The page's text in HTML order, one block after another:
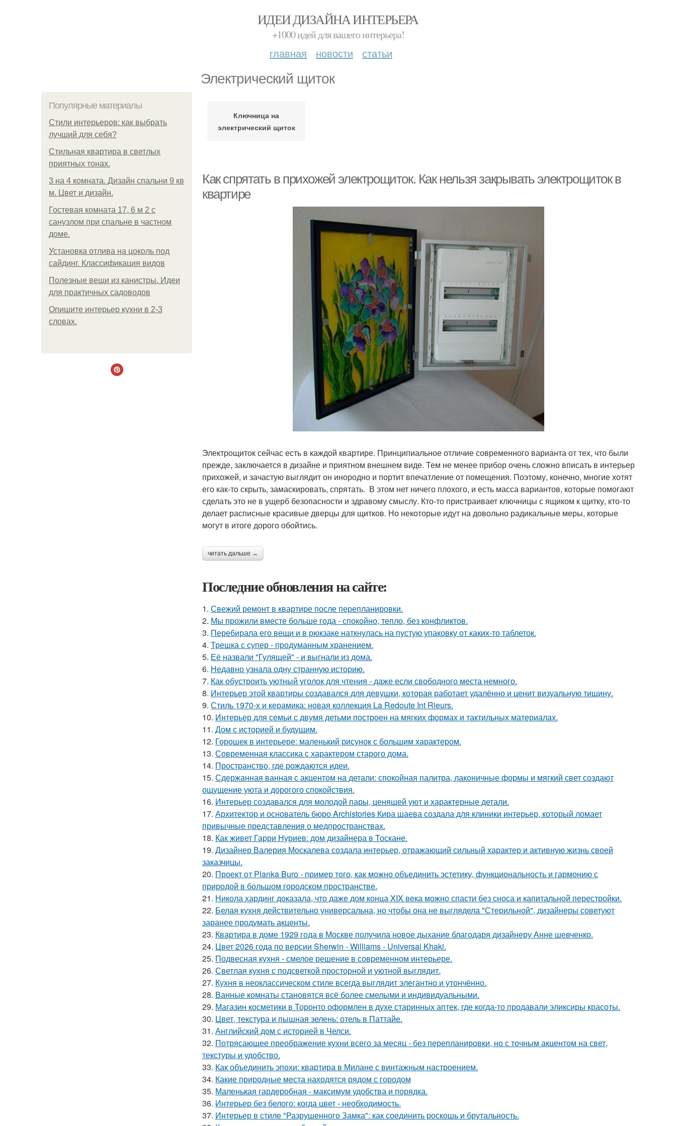
ИДЕИ ДИЗАЙНА ИНТЕРЬЕРА
+1000 идей для вашего интерьера!
главная новости статьи
Электрический щиток
Популярные материалы
Стили интерьеров: как выбрать
лучший для себя?
Стильная квартира в светлых
приятных тонах.
3 на 4 комната. Дизайн спальни 9 кв
м. Цвет и дизайн.
Гостевая комната 17, 6 м 2 с
санузлом при спальне в частном
доме.
Установка отлива на цоколь под
сайдинг. Классификация видов
Полезные вещи из канистры. Идеи
для практичных садоводов
Опишите интерьер кухни в 2-3
словах.
Ключница на
электрический щиток
Как спрятать в прихожей электрощиток. Как нельзя закрывать электрощиток в
квартире
Электрощиток сейчас есть в каждой квартире. Принципиальное отличие современного варианта от тех, что были
прежде, заключается в дизайне и приятном внешнем виде. Тем не менее прибор очень сложно вписать в интерьер
прихожей, и зачастую выглядит он инородно и портит впечатление от помещения. Поэтому, конечно, многие хотят
его как-то скрыть, замаскировать, спрятать. В этом нет ничего плохого, и есть масса вариантов, которые помогают
сделать это не в ущерб безопасности и здравому смыслу. Кто-то пристраивает ключницы с ящиком к щитку, кто-то
делает расписные красивые дверцы для щитков. Но некоторые идут на довольно радикальные меры, которые
могут в итоге дорого обойтись.
читать дальше →
Последние обновления на сайте:
1. Свежий ремонт в квартире после перепланировки.
2. Мы прожили вместе больше года - спокойно, тепло, без конфликтов.
3. Перебирала его вещи и в рюкзаке наткнулась на пустую упаковку от каких-то таблеток.
4. Трешка с супер - продуманным хранением.
5. Её назвали "Гулящей" - и выгнали из дома.
6. Недавно узнала одну странную историю.
7. Как обустроить уютный уголок для чтения - даже если свободного места немного.
8. Интерьер этой квартиры создавался для девушки, которая работает удалённо и ценит визуальную тишину.
9. Стиль 1970-х и керамика: новая коллекция La Redoute Int Rieurs.
10. Интерьер для семьи с двумя детьми построен на мягких формах и тактильных материалах.
11. Дом с историей и будущим.
12. Горошек в интерьере: маленький рисунок с большим характером.
13. Современная классика с характером старого дома.
14. Пространство, где рождаются идеи.
15. Сдержанная ванная с акцентом на детали: спокойная палитра, лаконичные формы и мягкий свет создают
ощущение уюта и дорогого спокойствия.
16. Интерьер создавался для молодой пары, ценящей уют и характерные детали.
17. Архитектор и основатель бюро Archistories Кира шаева создала для клиники интерьер, который ломает
привычные представления о медпространствах.
18. Как живет Гарри Нуриев: дом дизайнера в Тоскане.
19. Дизайнер Валерия Москалева создала интерьер, отражающий сильный характер и активную жизнь своей
заказчицы.
20. Проект от Planka Buro - пример того, как можно объединить эстетику, функциональность и гармонию с
природой в большом городском пространстве.
21. Никола хардинг доказала, что даже дом конца XIX века можно спасти без сноса и капитальной перестройки.
22. Белая кухня действительно универсальна, но чтобы она не выглядела "Стерильной", дизайнеры советуют
заранее продумать акценты.
23. Квартира в доме 1929 года в Москве получила новое дыхание благодаря дизайнеру Анне шевченко.
24. Цвет 2026 года по версии Sherwin - Williams - Universal Khaki.
25. Подвесная кухня - смелое решение в современном интерьере.
26. Светлая кухня с подсветкой просторной и уютной выглядит.
27. Кухня в неоклассическом стиле всегда выглядит элегантно и утончённо.
28. Ванные комнаты становятся всё более смелыми и индивидуальными.
29. Магазин косметики в Торонто оформлен в духе старинных аптек, где когда-то продавали эликсиры красоты.
30. Цвет, текстура и пышная зелень: отель в Паттайе.
31. Английский дом с историей в Челси.
32. Потрясающее преображение кухни всего за месяц - без перепланировки, но с точным акцентом на свет,
текстуры и удобство.
33. Как объединить эпохи: квартира в Милане с винтажным настроением.
34. Какие природные места находятся рядом с городом
35. Маленькая гардеробная - максимум удобства и порядка.
36. Интерьер без белого: когда цвет - необходимость.
37. Интерьер в стиле "Разрушенного Замка": как соединить роскошь и брутальность.